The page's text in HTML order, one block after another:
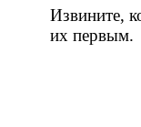
Извините,
их первым.